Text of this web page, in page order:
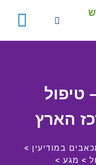
טיפול
הארץ
במודיעין >
> מגע >